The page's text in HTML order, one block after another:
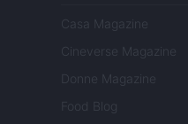
Casa Magazine
Cineverse Magazine
Donne Magazine
Food Blog